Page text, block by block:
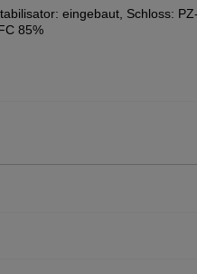
eingebaut, Schloss:
85%